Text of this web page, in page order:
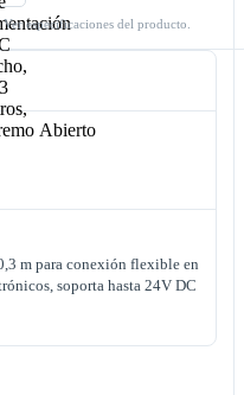
especificaciones del producto.
m para conexión flexible en
soporta hasta 24V DC